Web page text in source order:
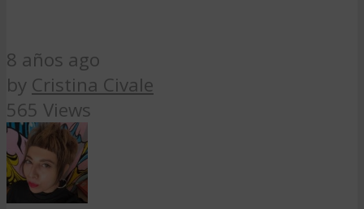
8 años ago
by Cristina Civale
565 Views